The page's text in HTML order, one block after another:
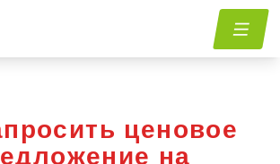
how-to-request-a-power-cable-quotation-what-buyers-
ценовое
на